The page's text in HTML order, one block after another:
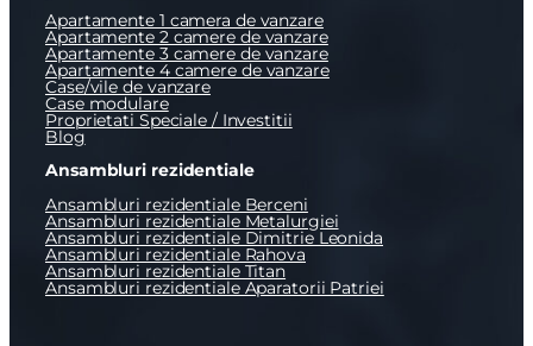
Apartamente 1 camera de vanzare
Apartamente 2 camere de vanzare
Apartamente 3 camere de vanzare
Apartamente 4 camere de vanzare
Case/vile de vanzare
Case modulare
Proprietati Speciale / Investitii
Blog
Ansambluri rezidentiale
Ansambluri rezidentiale Berceni
Ansambluri rezidentiale Metalurgiei
Ansambluri rezidentiale Dimitrie Leonida
Ansambluri rezidentiale Rahova
Ansambluri rezidentiale Titan
Ansambluri rezidentiale Aparatorii Patriei